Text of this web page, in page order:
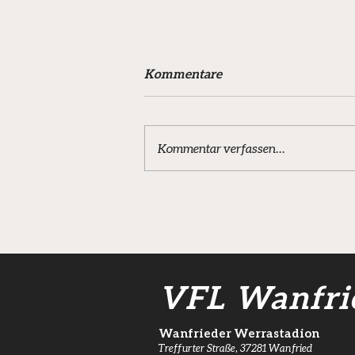
Kommentare
Kommentar verfassen...
VFL
Wanfrieder Werrastadion
Treffurter Straße, 37281 Wanfried